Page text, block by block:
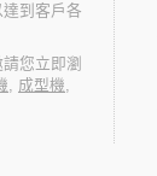
到客戶各
您立即瀏
, 成型機,